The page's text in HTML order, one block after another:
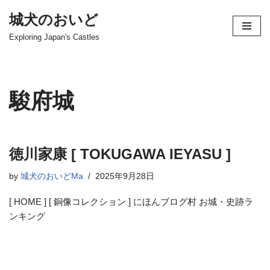
コ
ツ
へ
ッ
プ
城犬のおいど
Exploring Japan's Castles
駿府城
徳川家康 [ TOKUGAWA IEYASU ]
by 城犬のおいどMa 2025年9月28日
[ HOME ] [ 銅像コレクション ] にほんブログ村 お城・史跡ラ
ンキング